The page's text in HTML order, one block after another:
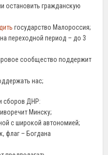
остановить гражданскую
государство Малороссия;
переходной период – до 3
сообщество поддержит
нас;
сборов ДНР:
Минску;
с широкой автономией;
флаг – Богдана